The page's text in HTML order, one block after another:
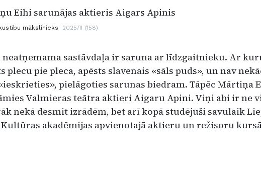
Eihi sarunājas aktieris Aigars Apinis
mākslinieks 2025/II (158)
sastāvdaļa ir saruna ar līdzgaitnieku. Ar
plecu pie pleca, apēsts slavenais «sāls puds», un nav
pie­lāgoties sarunas biedram. Tāpēc Mārtiņa
Valmieras teātra aktieri Aigaru Apini. Viņi abi ir ne
nekā desmit izrādēm, bet arī kopā studējuši savulaik
aka­dēmijas apvienotajā aktieru un režisoru